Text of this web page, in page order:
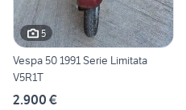
5
Vespa 50 1991 Serie Limitata
V5R1T
2.900 €